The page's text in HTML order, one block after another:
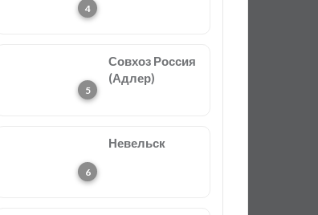
Совхоз Россия
(Адлер)
Невельск